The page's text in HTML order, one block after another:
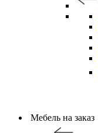
Мебель на заказ